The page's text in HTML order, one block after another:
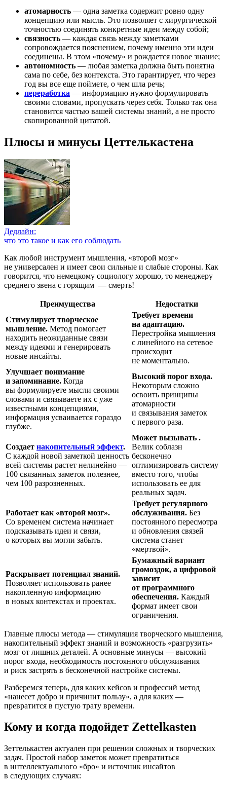
атомарность — одна заметка содержит ровно одну
концепцию или мысль. Это позволяет с хирургической
точностью соединять конкретные идеи между собой;
связность — каждая связь между заметками
сопровождается пояснением, почему именно эти идеи
соединены. В этом «почему» и рождается новое знание;
автономность — любая заметка должна быть понятна
сама по себе, без контекста. Это гарантирует, что через
год вы все еще поймете, о чем шла речь;
переработка — информацию нужно формулировать
своими словами, пропускать через себя. Только так она
становится частью вашей системы знаний, а не просто
скопированной цитатой.
Плюсы и минусы Цеттелькастена
Дедлайн:
что это такое и как его соблюдать
Как любой инструмент мышления, «второй мозг»
не универсален и имеет свои сильные и слабые стороны. Как
говорится, что немецкому социологу хорошо, то менеджеру
среднего звена с горящим — смерть!
Преимущества
Недостатки
Стимулирует творческое
мышление. Метод помогает
находить неожиданные связи
между идеями и генерировать
новые инсайты.
Требует времени
на адаптацию.
Перестройка мышления
с линейного на сетевое
происходит
не моментально.
Улучшает понимание
и запоминание. Когда
вы формулируете мысли своими
словами и связываете их с уже
известными концепциями,
информация усваивается гораздо
глубже.
Высокий порог входа.
Некоторым сложно
освоить принципы
атомарности
и связывания заметок
с первого раза.
Создает накопительный эффект.
С каждой новой заметкой ценность
всей системы растет нелинейно —
100 связанных заметок полезнее,
чем 100 разрозненных.
Может вызывать .
Велик соблазн
бесконечно
оптимизировать систему
вместо того, чтобы
использовать ее для
реальных задач.
Работает как «второй мозг».
Со временем система начинает
подсказывать идеи и связи,
о которых вы могли забыть.
Требует регулярного
обслуживания. Без
постоянного пересмотра
и обновления связей
система станет
«мертвой».
Раскрывает потенциал знаний.
Позволяет использовать ранее
накопленную информацию
в новых контекстах и проектах.
Бумажный вариант
громоздок, а цифровой
зависит
от программного
обеспечения. Каждый
формат имеет свои
ограничения.
Главные плюсы метода — стимуляция творческого мышления,
накопительный эффект знаний и возможность «разгрузить»
мозг от лишних деталей. А основные минусы — высокий
порог входа, необходимость постоянного обслуживания
и риск застрять в бесконечной настройке системы.
Разберемся теперь, для каких кейсов и профессий метод
«нанесет добро и причинит пользу», а для каких —
превратится в пустую трату времени.
Кому и когда подойдет Zettelkasten
Зеттелькастен актуален при решении сложных и творческих
задач. Простой набор заметок может превратиться
в интеллектуального «бро» и источник инсайтов
в следующих случаях: